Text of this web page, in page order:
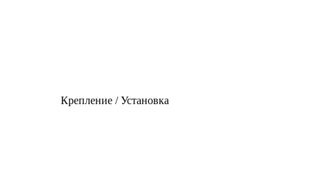
Крепление / Установка